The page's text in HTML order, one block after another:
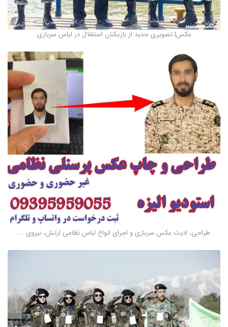
عکس| تصویری جدید از بازیکنان استقلال در لباس سربازی
طراحی، ادیت عکس سربازی و اجرای انواع لباس نظامی ارتش، نیروی ...